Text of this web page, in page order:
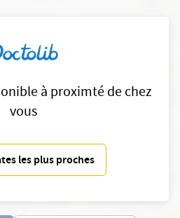
à proximté de chez
vous
les plus proches